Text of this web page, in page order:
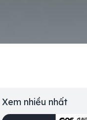
Xem nhiều nhất